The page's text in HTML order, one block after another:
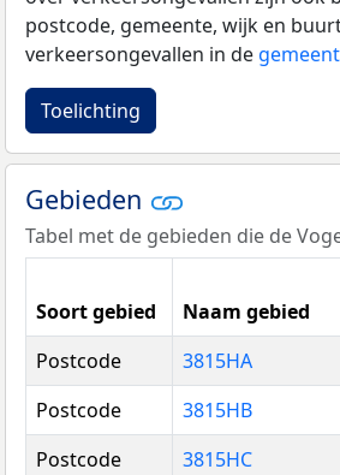
postcode, gemeente, wijk en
verkeersongevallen in de
Toelichting
Gebieden
Tabel met de gebieden die de
Soort gebied Naam gebied
Postcode
3815HA
Postcode
3815HB
Postcode
3815HC